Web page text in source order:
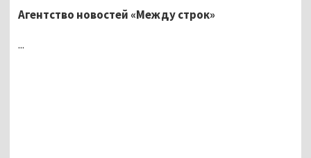
Агентство новостей «Между строк»
...